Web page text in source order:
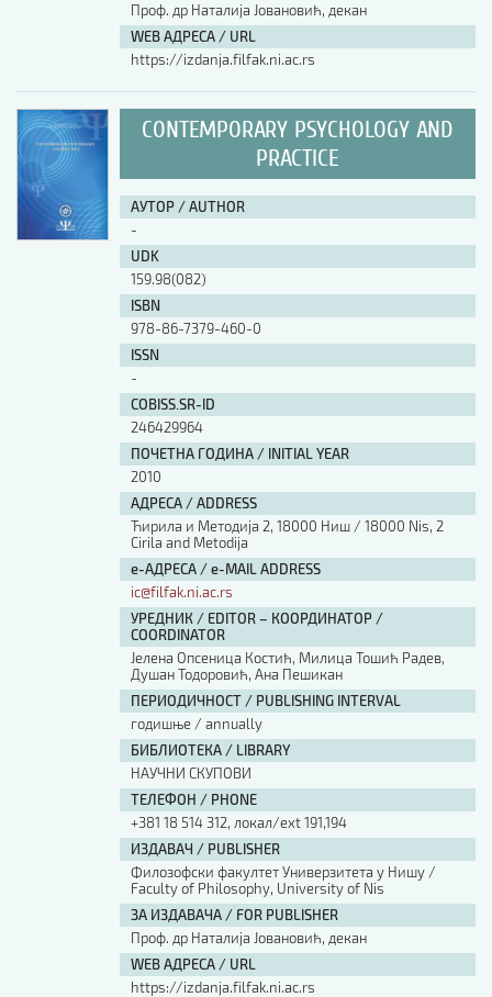
Проф. др Наталија Јовановић, декан
WEB АДРЕСА / URL
https://izdanja.filfak.ni.ac.rs
CONTEMPORARY PSYCHOLOGY AND
PRACTICE
АУТОР / AUTHOR
-
UDK
159.98(082)
ISBN
978-86-7379-460-0
ISSN
-
COBISS.SR-ID
246429964
ПОЧЕТНА ГОДИНА / INITIAL YEAR
2010
АДРЕСА / ADDRESS
Ћирила и Методија 2, 18000 Ниш / 18000 Nis, 2
Cirila and Metodija
е-АДРЕСА / e-MAIL ADDRESS
ic@filfak.ni.ac.rs
УРЕДНИК / EDITOR – КООРДИНАТОР /
COORDINATOR
Јелена Опсеница Костић, Милица Тошић Радев,
Душан Тодоровић, Ана Пешикан
ПЕРИОДИЧНОСТ / PUBLISHING INTERVAL
годишње / annually
БИБЛИОТЕКА / LIBRARY
НАУЧНИ СКУПОВИ
ТЕЛЕФОН / PHONE
+381 18 514 312, локал/ext 191,194
ИЗДАВАЧ / PUBLISHER
Филозофски факултет Универзитета у Нишу /
Faculty of Philosophy, University of Nis
ЗА ИЗДАВАЧА / FOR PUBLISHER
Проф. др Наталија Јовановић, декан
WEB АДРЕСА / URL
https://izdanja.filfak.ni.ac.rs